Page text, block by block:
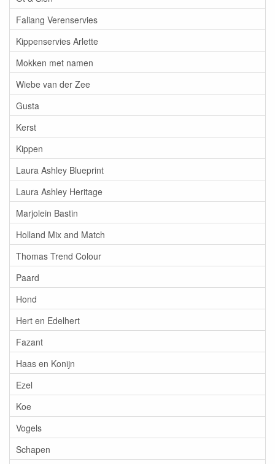
Faliang Verenservies
Kippenservies Arlette
Mokken met namen
Wiebe van der Zee
Gusta
Kerst
Kippen
Laura Ashley Blueprint
Laura Ashley Heritage
Marjolein Bastin
Holland Mix and Match
Thomas Trend Colour
Paard
Hond
Hert en Edelhert
Fazant
Haas en Konijn
Ezel
Koe
Vogels
Schapen